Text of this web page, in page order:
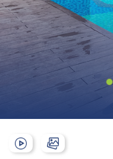
Giới thiệu
Dịch vụ quản lý BĐS
Liên hệ
0911 832 832